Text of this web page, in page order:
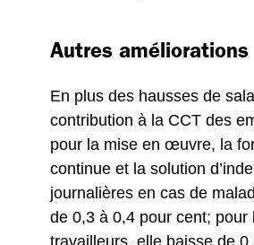
Autres améliorations
En plus des hausses de
contribution à la CCT des
pour la mise en œuvre, la
continue et la solution
journalières en cas de
de 0,3 à 0,4 pour cent; pour